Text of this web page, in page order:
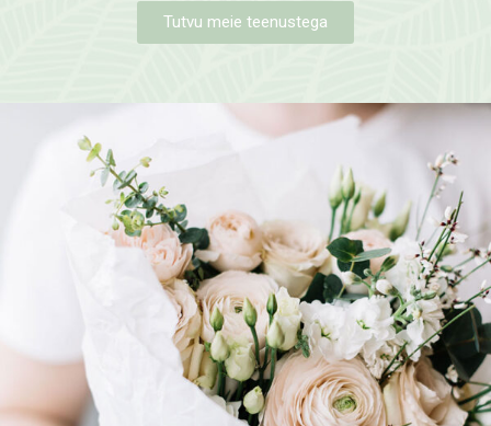
Tutvu meie teenustega